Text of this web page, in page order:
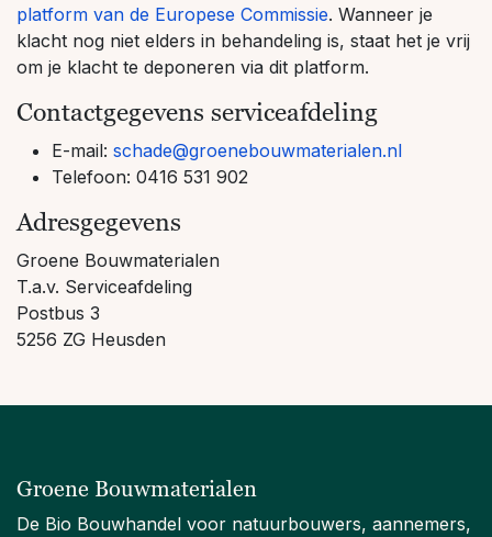
platform van de Europese Commissie. Wanneer je
klacht nog niet elders in behandeling is, staat het je vrij
om je klacht te deponeren via dit platform.
Contactgegevens serviceafdeling
E-mail: schade@groenebouwmaterialen.nl
Telefoon: 0416 531 902
Adresgegevens
Groene Bouwmaterialen
T.a.v. Serviceafdeling
Postbus 3
5256 ZG Heusden
Groene Bouwmaterialen
De Bio Bouwhandel voor natuurbouwers, aannemers,